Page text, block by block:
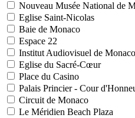
Nouveau Musée National de
Eglise Saint-Nicolas
Baie de Monaco
Espace 22
Institut Audiovisuel de Monaco
Eglise du Sacré-Cœur
Place du Casino
Palais Princier - Cour
Circuit de Monaco
Le Méridien Beach Plaza